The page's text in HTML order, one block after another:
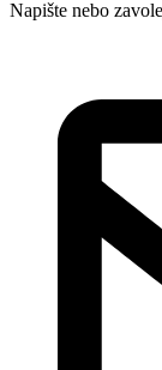
Napište nebo